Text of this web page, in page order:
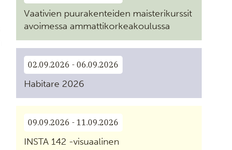
Vaativien puurakenteiden maisterikurssit
avoimessa ammattikorkeakoulussa
02.09.2026 - 06.09.2026
Habitare 2026
09.09.2026 - 11.09.2026
INSTA 142 -visuaalinen